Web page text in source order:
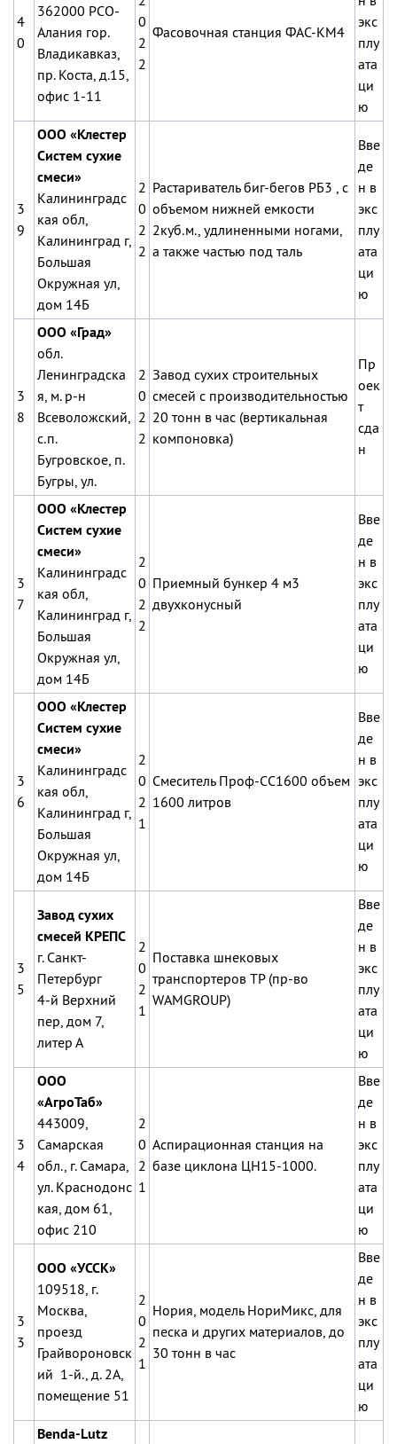
4
0
362000 РСО-
Алания гор.
Владикавказ,
пр. Коста, д.15,
офис 1-11
0
2
2
Фасовочная станция ФАС-КМ4
экс
плу
ата
ци
ю
3
9
ООО «Клестер
Систем сухие
смеси»
Калининградс
кая обл,
Калининград г,
Большая
Окружная ул,
дом 14Б
2
0
2
2
Растариватель биг-бегов РБ3 , с
объемом нижней емкости
2куб.м., удлиненными ногами,
а также частью под таль
Вве
де
н в
экс
плу
ата
ци
ю
3
8
ООО «Град»
обл.
Ленинградска
я, м. р-н
Всеволожский,
с.п.
Бугровское, п.
Бугры, ул.
2
0
2
2
Завод сухих строительных
смесей с производительностью
20 тонн в час (вертикальная
компоновка)
Пр
оек
т
сда
н
3
7
ООО «Клестер
Систем сухие
смеси»
Калининградс
кая обл,
Калининград г,
Большая
Окружная ул,
дом 14Б
2
0
2
2
Приемный бункер 4 м3
двухконусный
Вве
де
н в
экс
плу
ата
ци
ю
3
6
ООО «Клестер
Систем сухие
смеси»
Калининградс
кая обл,
Калининград г,
Большая
Окружная ул,
дом 14Б
2
0
2
1
Смеситель Проф-СС1600 объем
1600 литров
Вве
де
н в
экс
плу
ата
ци
ю
3
5
Завод сухих
смесей КРЕПС
г. Санкт-
Петербург
4-й Верхний
пер, дом 7,
литер А
2
0
2
1
Поставка шнековых
транспортеров ТР (пр-во
WAMGROUP)
Вве
де
н в
экс
плу
ата
ци
ю
3
4
ООО
«АгроТаб»
443009,
Самарская
обл., г. Самара,
ул. Краснодонс
кая, дом 61,
офис 210
2
0
2
1
Аспирационная станция на
базе циклона ЦН15-1000.
Вве
де
н в
экс
плу
ата
ци
ю
3
3
ООО «УССК»
109518, г.
Москва,
проезд
Грайвороновск
ий 1-й., д. 2А,
помещение 51
2
0
2
1
Нория, модель НориМикс, для
песка и других материалов, до
30 тонн в час
Вве
де
н в
экс
плу
ата
ци
ю
Benda-Lutz